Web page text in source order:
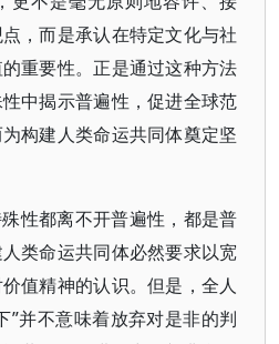
，而是承认在特定文化与社
重要性。正是通过这种方法
中揭示普遍性，促进全球范
构建人类命运共同体奠定坚
性都离不开普遍性，都是普
类命运共同体必然要求以宽
值精神的认识。但是，全人
”并不意味着放弃对是非的判